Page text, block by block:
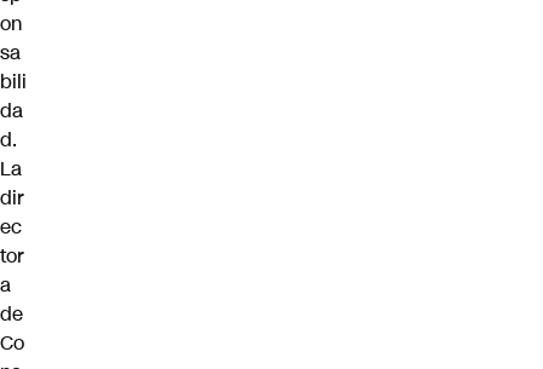
on
sa
bili
da
d.
La
dir
ec
tor
a
de
Co